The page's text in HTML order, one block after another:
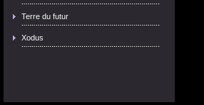
Terre du futur
Xodus